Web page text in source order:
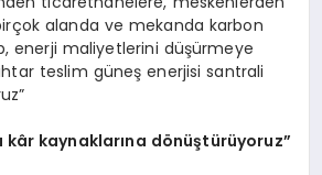
alanda ve mekanda karbon
enerji maliyetlerini düşürmeye
teslim güneş enerjisi santrali
kâr kaynaklarına dönüştürüyoruz”